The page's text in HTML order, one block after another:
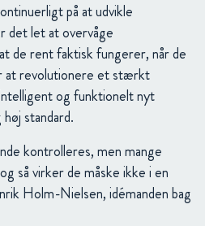
på at udvikle
det let at overvåge
de rent faktisk fungerer, når de
at revolutionere et stærkt
og funktionelt nyt
standard.
kontrolleres, men mange
så virker de måske ikke i en
Holm-Nielsen, idémanden bag